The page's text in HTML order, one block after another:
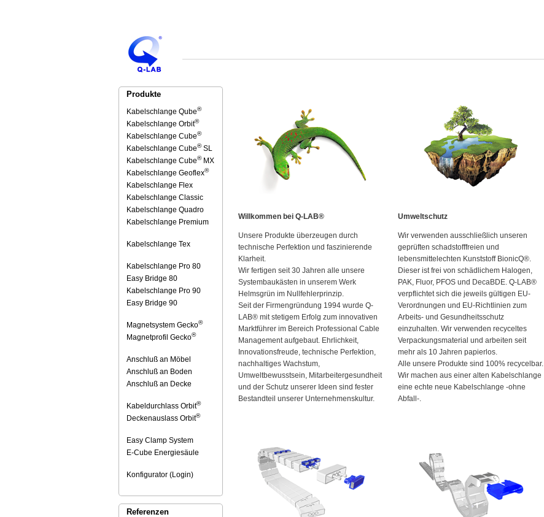
Produkte
Kabelschlange Qube®
Kabelschlange Orbit®
Kabelschlange Cube®
Kabelschlange Cube®SL
Kabelschlange Cube®MX
Kabelschlange Geoflex®
Kabelschlange Flex
Kabelschlange Classic
Kabelschlange Quadro
Kabelschlange Premium
Kabelschlange Tex
Kabelschlange Pro 80
Easy Bridge 80
Kabelschlange Pro 90
Easy Bridge 90
Magnetsystem Gecko®
Magnetprofil Gecko®
Anschluß an Möbel
Anschluß an Boden
Anschluß an Decke
Kabeldurchlass Orbit®
Deckenauslass Orbit®
Easy Clamp System
E-Cube Energiesäule
Konfigurator (Login)
Referenzen
Willkommen bei Q-LAB®
Unsere Produkte überzeugen durch
technische Perfektion und faszinierende
Klarheit.
Wir fertigen seit 30 Jahren alle unsere
Systembaukästen in unserem Werk
Helmsgrün im Nullfehlerprinzip.
Seit der Firmengründung 1994 wurde Q-
LAB® mit stetigem Erfolg zum innovativen
Marktführer im Bereich Professional Cable
Management aufgebaut. Ehrlichkeit,
Innovationsfreude, technische Perfektion,
nachhaltiges Wachstum,
Umweltbewusstsein, Mitarbeitergesundheit
und der Schutz unserer Ideen sind fester
Bestandteil unserer Unternehmenskultur.
Umweltschutz
Wir verwenden ausschließlich unseren
geprüften schadstofffreien und
lebensmittelechten Kunststoff BionicQ®.
Dieser ist frei von schädlichem Halogen,
PAK, Fluor, PFOS und DecaBDE. Q-LAB®
verpflichtet sich die jeweils gültigen EU-
Verordnungen und EU-Richtlinien zum
Arbeits- und Gesundheitsschutz
einzuhalten. Wir verwenden recyceltes
Verpackungsmaterial und arbeiten seit
mehr als 10 Jahren papierlos.
Alle unsere Produkte sind 100% recycelbar.
Wir machen aus einer alten Kabelschlange
eine echte neue Kabelschlange -ohne
Abfall-.